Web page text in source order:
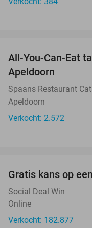
All-You-Can-Eat
Apeldoorn
Spaans Restaurant
Apeldoorn
Verkocht: 2.572
Gratis kans op
Social Deal Win
Online
Verkocht: 182.877